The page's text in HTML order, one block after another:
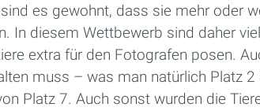
es gewohnt, dass sie mehr oder
In diesem Wettbewerb sind daher
extra für den Fotografen posen.
muss – was man natürlich Platz 2
Platz 7. Auch sonst wurden die